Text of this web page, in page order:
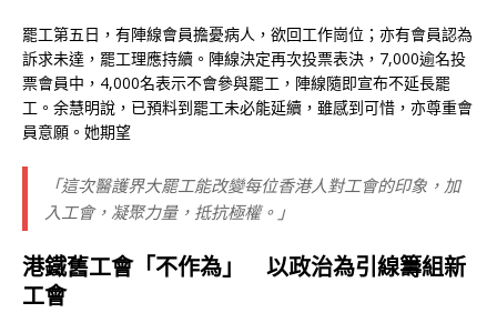
罷工第五日，有陣線會員擔憂病人，欲回工作崗位；亦有會員認為
訴求未達，罷工理應持續。陣線決定再次投票表決，7,000逾名投
票會員中，4,000名表示不會參與罷工，陣線隨即宣布不延長罷
工。余慧明說，已預料到罷工未必能延續，雖感到可惜，亦尊重會
員意願。她期望
「這次醫護界大罷工能改變每位香港人對工會的印象，加
入工會，凝聚力量，抵抗極權。」
港鐵舊工會「不作為」 以政治為引線籌組新
工會